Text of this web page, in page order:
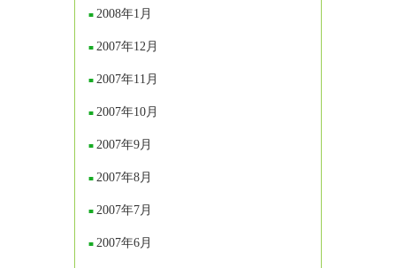
2008年1月
2007年12月
2007年11月
2007年10月
2007年9月
2007年8月
2007年7月
2007年6月